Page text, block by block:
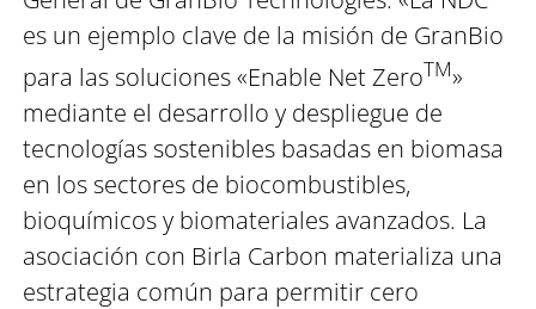
es un ejemplo clave de la misión de GranBio
para las soluciones «Enable Net ZeroTM»
mediante el desarrollo y despliegue de
tecnologías sostenibles basadas en biomasa
en los sectores de biocombustibles,
bioquímicos y biomateriales avanzados. La
asociación con Birla Carbon materializa una
estrategia común para permitir cero